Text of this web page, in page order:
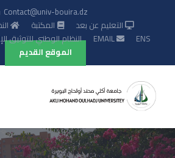
Contact@univ-bouira.dz
المكتبة
التعليم عن بعد
النظام الوطني للتوثيق EMAIL
ENS
الموقع القديم